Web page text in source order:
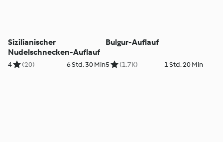
Sizilianischer
Nudelschnecken-Auflauf
4 (20) 6 Std. 30 Min
Bulgur-Auflauf
5 (1.7K) 1 Std. 20 Min